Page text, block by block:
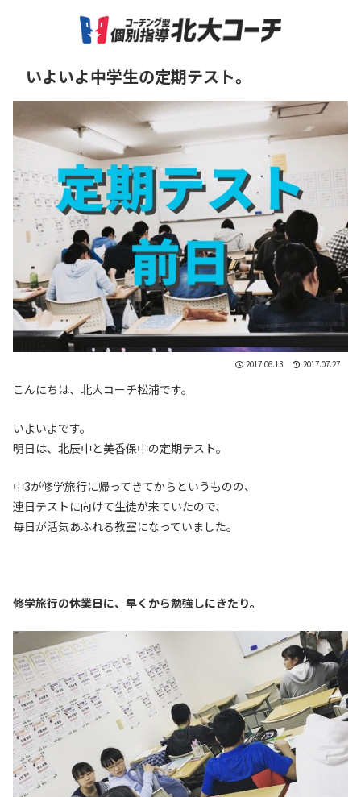
いよいよ中学生の定期テスト。
2017.06.13 2017.07.27
こんにちは、北大コーチ松浦です。
いよいよです。
明日は、北辰中と美香保中の定期テスト。
中3が修学旅行に帰ってきてからというものの、
連日テストに向けて生徒が来ていたので、
毎日が活気あふれる教室になっていました。
修学旅行の休業日に、早くから勉強しにきたり。